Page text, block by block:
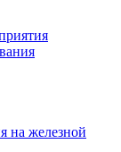
на железной